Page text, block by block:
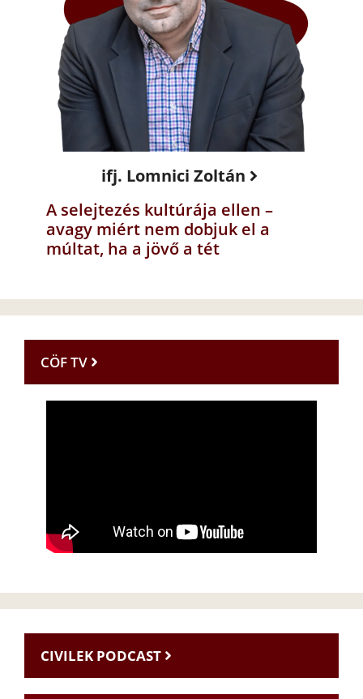
ifj. Lomnici Zoltán
A selejtezés kultúrája ellen –
avagy miért nem dobjuk el a
múltat, ha a jövő a tét
CÖF TV
CIVILEK PODCAST